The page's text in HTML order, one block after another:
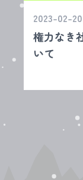
2023-02-20
権力なき
いて